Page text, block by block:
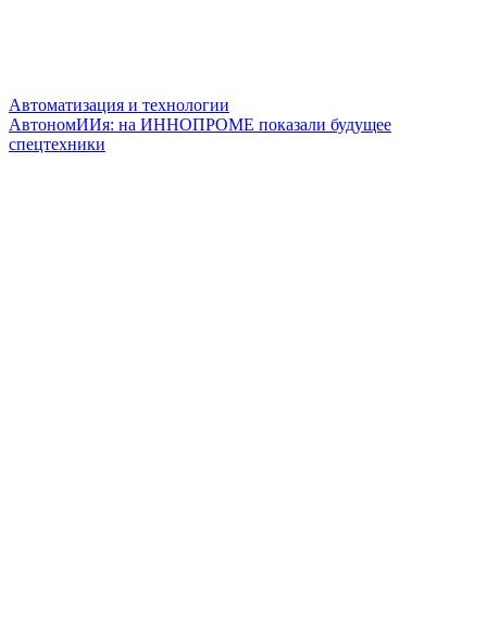
Автоматизация и технологии
АвтономИИя: на ИННОПРОМЕ показали будущее
спецтехники